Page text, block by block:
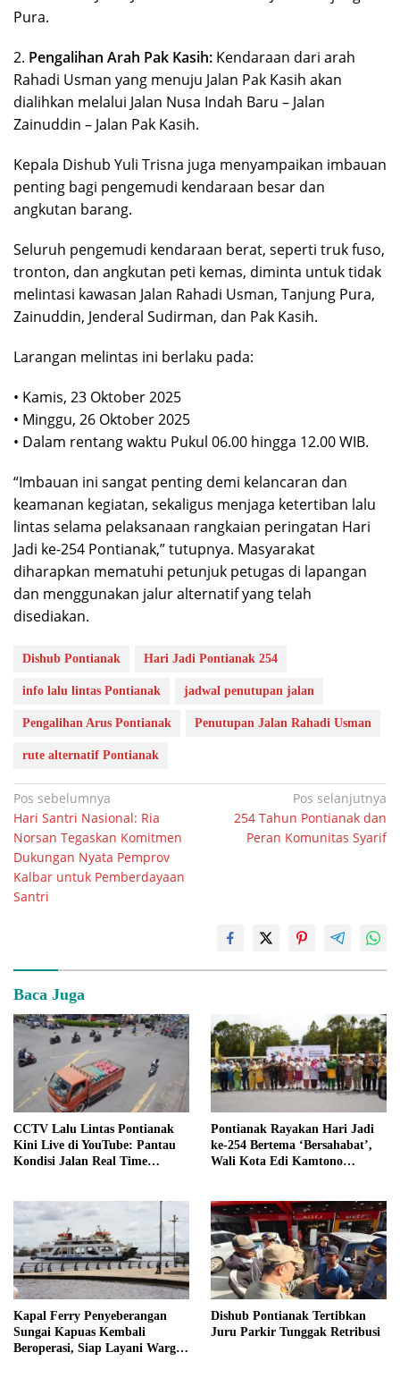
Pura.
2. Pengalihan Arah Pak Kasih: Kendaraan dari arah
Rahadi Usman yang menuju Jalan Pak Kasih akan
dialihkan melalui Jalan Nusa Indah Baru – Jalan
Zainuddin – Jalan Pak Kasih.
Kepala Dishub Yuli Trisna juga menyampaikan imbauan
penting bagi pengemudi kendaraan besar dan
angkutan barang.
Seluruh pengemudi kendaraan berat, seperti truk fuso,
tronton, dan angkutan peti kemas, diminta untuk tidak
melintasi kawasan Jalan Rahadi Usman, Tanjung Pura,
Zainuddin, Jenderal Sudirman, dan Pak Kasih.
Larangan melintas ini berlaku pada:
• Kamis, 23 Oktober 2025
• Minggu, 26 Oktober 2025
• Dalam rentang waktu Pukul 06.00 hingga 12.00 WIB.
“Imbauan ini sangat penting demi kelancaran dan
keamanan kegiatan, sekaligus menjaga ketertiban lalu
lintas selama pelaksanaan rangkaian peringatan Hari
Jadi ke-254 Pontianak,” tutupnya. Masyarakat
diharapkan mematuhi petunjuk petugas di lapangan
dan menggunakan jalur alternatif yang telah
disediakan.
Dishub Pontianak Hari Jadi Pontianak 254
info lalu lintas Pontianak jadwal penutupan jalan
Pengalihan Arus Pontianak Penutupan Jalan Rahadi Usman
rute alternatif Pontianak
Navigasi
pos
Pos sebelumnya
Hari Santri Nasional: Ria
Norsan Tegaskan Komitmen
Dukungan Nyata Pemprov
Kalbar untuk Pemberdayaan
Santri
Pos selanjutnya
254 Tahun Pontianak dan
Peran Komunitas Syarif
Baca Juga
CCTV Lalu Lintas Pontianak
Kini Live di YouTube: Pantau
Kondisi Jalan Real Time
Pontianak Rayakan Hari Jadi
ke-254 Bertema ‘Bersahabat’,
Wali Kota Edi Kamtono
Kapal Ferry Penyeberangan
Sungai Kapuas Kembali
Beroperasi, Siap Layani Warga
Dishub Pontianak Tertibkan
Juru Parkir Tunggak Retribusi